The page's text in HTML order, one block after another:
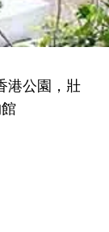
港公園，壯